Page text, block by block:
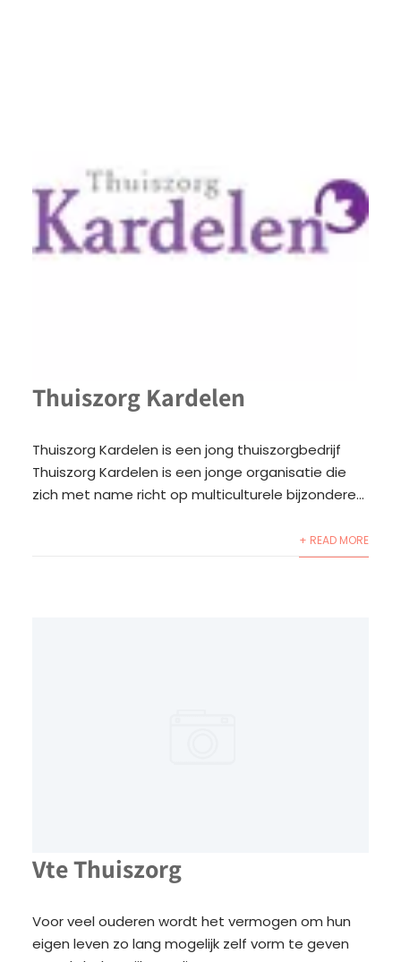
Thuiszorg Kardelen
Thuiszorg Kardelen is een jong thuiszorgbedrijf
Thuiszorg Kardelen is een jonge organisatie die
zich met name richt op multiculturele bijzondere...
+ READ MORE
Vte Thuiszorg
Voor veel ouderen wordt het vermogen om hun
eigen leven zo lang mogelijk zelf vorm te geven